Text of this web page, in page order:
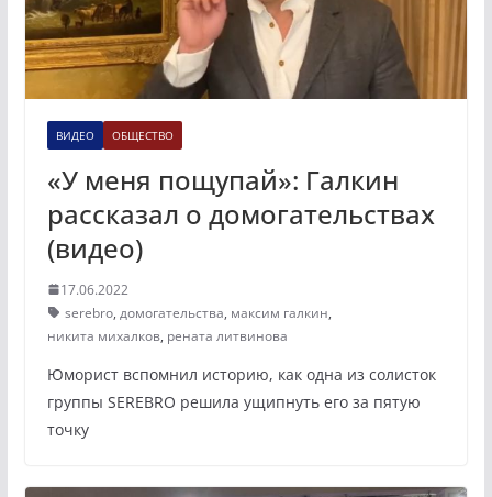
ВИДЕО ОБЩЕСТВО
«У меня пощупай»: Галкин
рассказал о домогательствах
(видео)
17.06.2022
serebro, домогательства, максим галкин,
никита михалков, рената литвинова
Юморист вспомнил историю, как одна из солисток
группы SEREBRO решила ущипнуть его за пятую
точку